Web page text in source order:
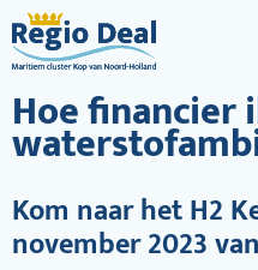
Hoe financier
Kom naar het H2
november 2023